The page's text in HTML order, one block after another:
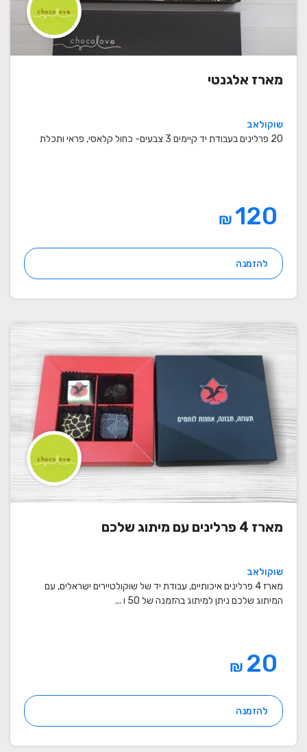
מארז אלגנטי
שוקולאב
20 פרלינים בעבודת יד קיימים 3 צבעים- כחול קלאסי, פראי ותכלת
₪
להזמנה
מארז 4 פרלינים עם מיתוג שלכם
שוקולאב
מארז 4 פרלינים איכותיים, עבודת יד של שוקולטיירים ישראלים, עם
המיתוג שלכם ניתן למיתוג בהזמנה של 50 ו ...
₪
להזמנה